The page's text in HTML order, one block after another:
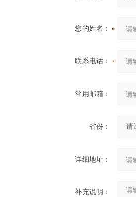
您的姓名：
联系电话：
常用邮箱：
省份：
详细地址：
补充说明：